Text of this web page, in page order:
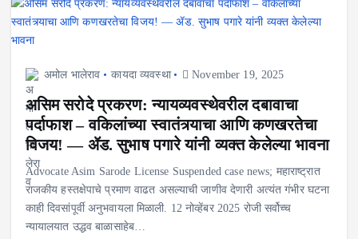
अमोल भालेराव कायदा व्यवस्था November 19, 2025
असिम सरोदे प्रकरण: न्यायव्यवस्थेवरील दबावाचा
पर्दाफाश – वकिलांच्या स्वातंत्र्याचा आणि कणखरतेचा
विजय! — ॲड. सुभाष पगारे यांनी व्यक्त केलेल्या भावना
Advocate Asim Sarode License Suspended case news; महाराष्ट्रात
राजकीय हस्तक्षेपाचे प्रमाण वाढत असल्याची जाणीव देणारी अत्यंत गंभीर घटना
काही दिवसांपूर्वी अनुभवायला मिळाली. 12 नोव्हेंबर 2025 रोजी सर्वोच्च
न्यायालयात उद्धव बाळासाहेब…